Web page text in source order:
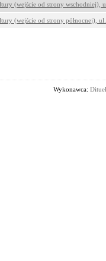
(wejście od strony wschodniej),
(wejście od strony północnej),
Wykonawca: